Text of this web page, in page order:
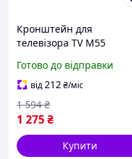
Кронштейн для
телевізора TV M55
тримач 26 65 дюймів
buzyna
Готово до відправки
від212₴/міс
1 275₴
1 594 ₴
Купити